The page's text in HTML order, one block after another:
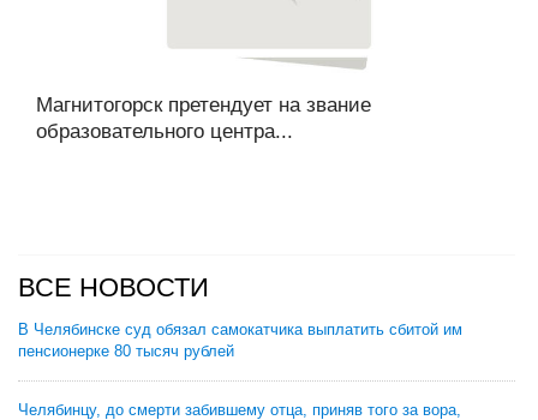
Магнитогорск претендует на звание
образовательного центра...
ВСЕ НОВОСТИ
В Челябинске суд обязал самокатчика выплатить сбитой им
пенсионерке 80 тысяч рублей
Челябинцу, до смерти забившему отца, приняв того за вора,